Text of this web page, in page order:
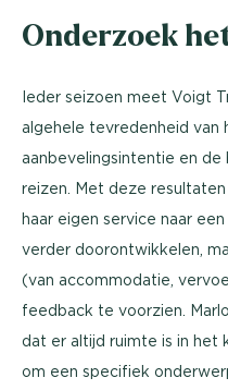
Onderzoek
Ieder seizoen meet Voigt
algehele tevredenheid van
aanbevelingsintentie en
reizen. Met deze
haar eigen service naar
verder doorontwikkelen,
(van accommodatie,
feedback te voorzien.
dat er altijd ruimte is in het
om een specifiek